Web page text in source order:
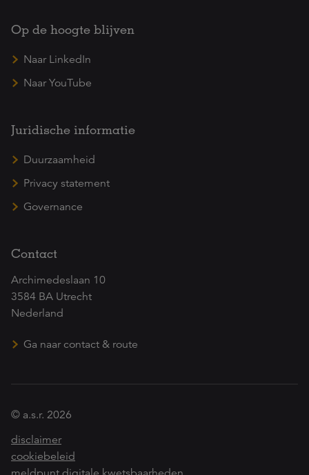
Op de hoogte blijven
Naar LinkedIn
Naar YouTube
Juridische informatie
Duurzaamheid
Privacy statement
Governance
Contact
Archimedeslaan 10
3584 BA Utrecht
Nederland
Ga naar contact & route
© a.s.r. 2026
disclaimer
cookiebeleid